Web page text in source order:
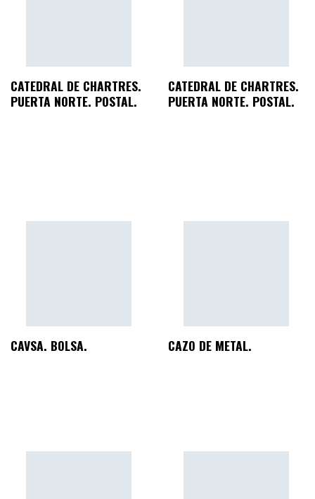
CATEDRAL DE CHARTRES.
PUERTA NORTE. POSTAL.
CATEDRAL DE CHARTRES.
PUERTA NORTE. POSTAL.
CAVSA. BOLSA. CAZO DE METAL.